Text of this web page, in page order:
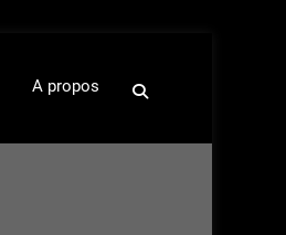
A propos